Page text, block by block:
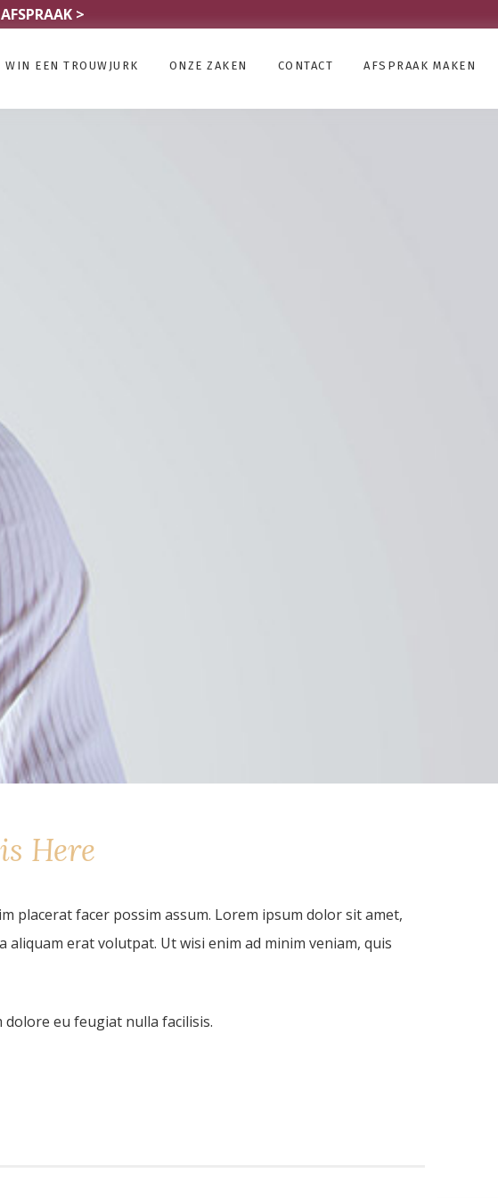
>
WIN EEN TROUWJURK ONZE ZAKEN CONTACT AFSPRAAK MAKEN
Here
placerat facer possim assum. Lorem ipsum dolor sit amet,
erat volutpat. Ut wisi enim ad minim veniam, quis
eu feugiat nulla facilisis.